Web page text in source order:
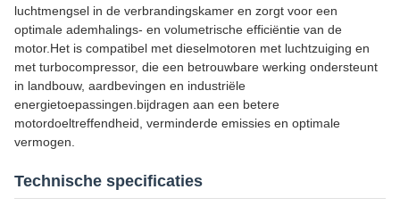
luchtmengsel in de verbrandingskamer en zorgt voor een
optimale ademhalings- en volumetrische efficiëntie van de
motor.Het is compatibel met dieselmotoren met luchtzuiging en
met turbocompressor, die een betrouwbare werking ondersteunt
in landbouw, aardbevingen en industriële
energietoepassingen.bijdragen aan een betere
motordoeltreffendheid, verminderde emissies en optimale
vermogen.
Technische specificaties